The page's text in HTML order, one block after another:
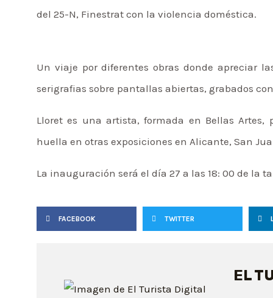
del 25-N, Finestrat con la violencia doméstica.
Un viaje por diferentes obras donde apreciar
serigrafias sobre pantallas abiertas, grabados
Lloret es una artista, formada en Bellas
huella en otras exposiciones en Alicante, San
La inauguración será el día 27 a las 18: 00 de la
FACEBOOK TWITTER
EL